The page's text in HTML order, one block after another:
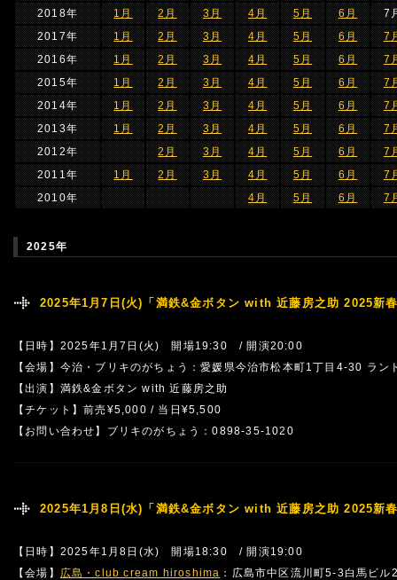
2018年
1月 2月 3月 4月 5月 6月
7
2017年
1月 2月 3月 4月 5月 6月
7
2016年
1月 2月 3月 4月 5月 6月
7
2015年
1月 2月 3月 4月 5月 6月
7
2014年
1月 2月 3月 4月 5月 6月
7
2013年
1月 2月 3月 4月 5月 6月
7
2012年
2月 3月 4月 5月 6月
7
2011年
1月 2月 3月 4月 5月 6月
7
2010年
4月 5月 6月 7
2025年
2025年1月7日(火)「満鉄&金ボタン with 近藤房之助 2025新
【日時】2025年1月7日(火) 開場19:30 / 開演20:00
【会場】今治・ブリキのがちょう：愛媛県今治市松本町1丁目4-30 ラン
【出演】満鉄&金ボタン with 近藤房之助
【チケット】前売¥5,000 / 当日¥5,500
【お問い合わせ】ブリキのがちょう：0898-35-1020
2025年1月8日(水)「満鉄&金ボタン with 近藤房之助 2025新
【日時】2025年1月8日(水) 開場18:30 / 開演19:00
【会場】 広島・club cream hiroshima ：広島市中区流川町5-3白馬ビル